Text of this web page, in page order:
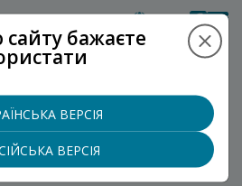
УкрРус
ОШО
(097) 965-5097
на прийом
сайту бажаєте
ВЕРСІЯ
ВЕРСІЯ